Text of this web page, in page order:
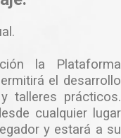
la Plataforma
el desarrollo
talleres prácticos.
cualquier lugar
y estará a su